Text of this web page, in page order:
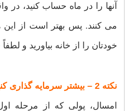
آنها را در ماه حساب کنید، در
می کنند. پس بهتر است از این
خودتان را از خانه بیاورید و
نکته 2 – بیشتر سرمایه گذاری کنید.
امسال، پولی که از مرحله